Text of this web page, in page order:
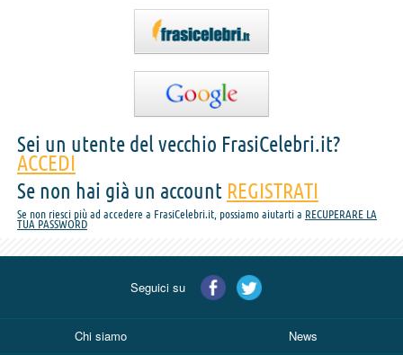
Sei un utente del vecchio FrasiCelebri.it?
ACCEDI
Se non hai già un account REGISTRATI
Se non riesci più ad accedere a FrasiCelebri.it, possiamo aiutarti a RECUPERARE LA
TUA PASSWORD
Seguici su
Chi siamo News